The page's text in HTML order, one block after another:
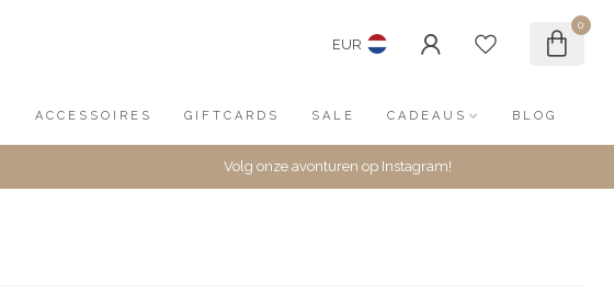
EUR
0
ACCESSOIRES GIFTCARDS SALE CADEAUS BLOG
Volg onze avonturen op Instagram!